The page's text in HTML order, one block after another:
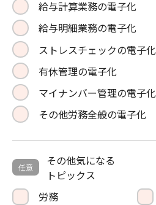
給与計算業務の電子化
給与明細業務の電子化
ストレスチェックの電子化
有休管理の電子化
マイナンバー管理の電子化
その他労務全般の電子化
任意
その他気になる
トピックス
労務